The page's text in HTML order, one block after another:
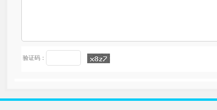
验证码：